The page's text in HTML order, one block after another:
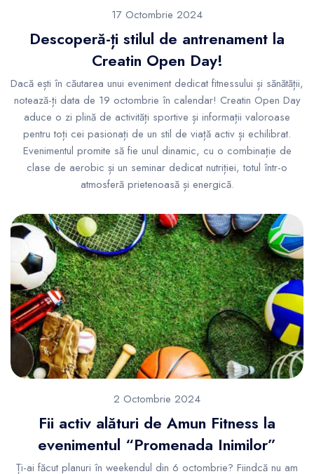
17 Octombrie 2024
Descoperă-ți stilul de antrenament la
Creatin Open Day!
Dacă ești în căutarea unui eveniment dedicat fitnessului și sănătății,
notează-ți data de 19 octombrie în calendar! Creatin Open Day
aduce o zi plină de activități sportive și informații valoroase
pentru toți cei pasionați de un stil de viață activ și echilibrat.
Evenimentul promite să fie unul dinamic, cu o combinație de
clase de aerobic și un seminar dedicat nutriției, totul într-o
atmosferă prietenoasă și energică.
2 Octombrie 2024
Fii activ alături de Amun Fitness la
evenimentul “Promenada Inimilor”
Ți-ai făcut planuri în weekendul din 6 octombrie? Fiindcă nu am